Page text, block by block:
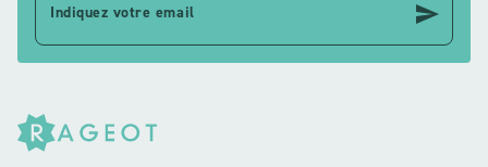
Indiquez votre email send